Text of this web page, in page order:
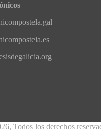
Todos los derechos